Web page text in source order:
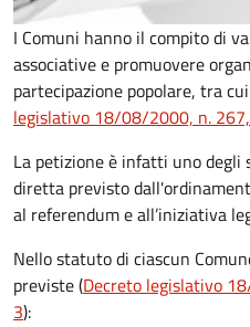
I Comuni hanno il compito di
associative e promuovere
partecipazione popolare, tra
legislativo 18/08/2000, n.
La petizione è infatti uno
diretta previsto
al referendum e all’iniziativa
Nello statuto di ciascun
previste (Decreto legislativo
3):